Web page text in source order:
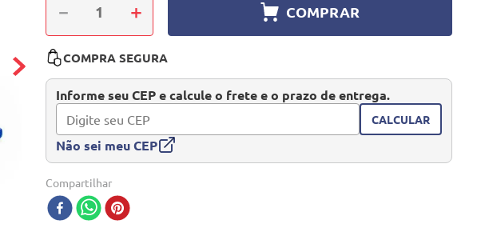
＋
－ COMPRAR
COMPRA SEGURA
Informe seu CEP e calcule o frete e o prazo de entrega.
CALCULAR
Não sei meu CEP
Compartilhar